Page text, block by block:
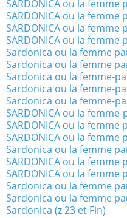
SARDONICA ou la femme
SARDONICA ou la femme
SARDONICA ou la femme
SARDONICA ou la femme
Sardonica ou la femme
Sardonica ou la femme
Sardonica ou la femme-
Sardonica ou la femme-
Sardonica ou la femme-
SARDONICA ou la
SARDONICA ou la femme
SARDONICA ou la femme
Sardonica ou la femme
SARDONICA ou la femme
SARDONICA ou la femme
Sardonica ou la femme
Sardonica ou la femme
Sardonica (z 23 et Fin)